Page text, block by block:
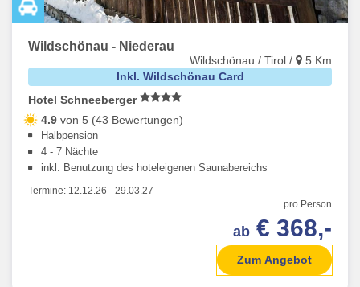
Wildschönau - Niederau
Wildschönau / Tirol /
5 Km
Inkl. Wildschönau Card
Hotel Schneeberger
4.9 von 5 (43 Bewertungen)
Halbpension
4 - 7 Nächte
inkl. Benutzung des hoteleigenen Saunabereichs
Termine: 12.12.26 - 29.03.27
pro Person
ab € 368,-
Zum Angebot